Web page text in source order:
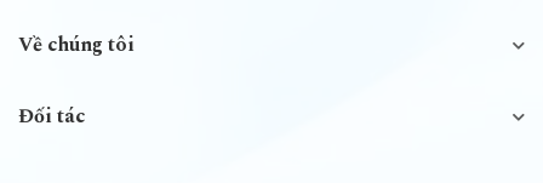
Về chúng tôi
Đối tác